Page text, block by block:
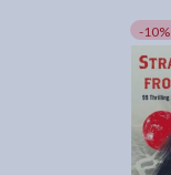
-10%